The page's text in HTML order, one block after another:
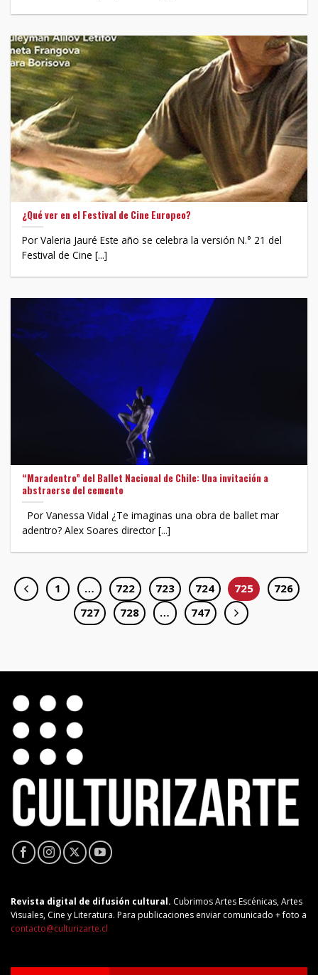
¿Qué ver en el Festival de Cine Europeo?
Por Valeria Jauré Este año se celebra la versión N.° 21 del
Festival de Cine [...]
“Maradentro” del Ballet Nacional de Chile: Una invitación a
abstraerse del cemento
Por Vanessa Vidal ¿Te imaginas una obra de ballet mar
adentro? Alex Soares director [...]
1 … 722 723 724 725
726
727
728 … 747
Revista digital de difusión cultural. Cubrimos Artes Escénicas, Artes
Visuales, Cine y Literatura. Para publicaciones enviar comunicado + foto a
contacto@culturizarte.cl